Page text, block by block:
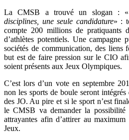
La CMSB a trouvé un slogan : «
disciplines, une seule candidature» :
compte 200 millions de pratiquants
d’athlètes potentiels. Une campagne
sociétés de communication, des liens
but est de faire pression sur le CIO
soient présents aux Jeux Olympiques.
C’est lors d’un vote en septembre
non les sports de boule seront
des JO. Au pire et si le sport n’est
le CMSB va demander la possibilité
attrayantes afin d’attirer au
Jeux.